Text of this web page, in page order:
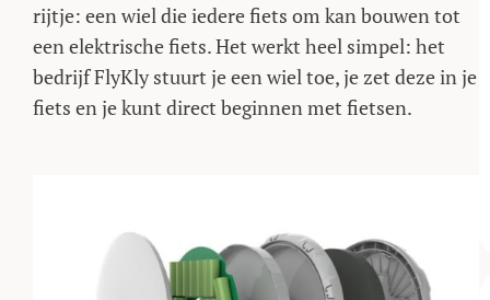
rijtje: een wiel die iedere fiets om kan bouwen tot
een elektrische fiets. Het werkt heel simpel: het
bedrijf FlyKly stuurt je een wiel toe, je zet deze in je
fiets en je kunt direct beginnen met fietsen.